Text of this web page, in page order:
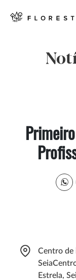
Centro de
Estrela,